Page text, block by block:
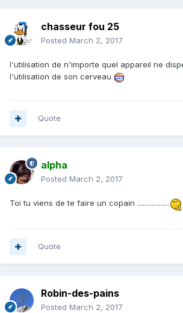
chasseur fou 25
Posted March 2, 2017
l'utilisation de n'importe quel appareil ne
l'utilisation de son cerveau
Quote
alpha
Posted March 2, 2017
Toi tu viens de te faire un copain ..................
Quote
Robin-des-pains
Posted March 2, 2017